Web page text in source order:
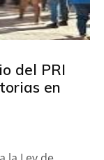
del PRI
en